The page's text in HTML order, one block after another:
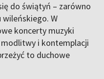
do świątyń – zarówno
wileńskiego. W
koncerty muzyki
i kontemplacji
to duchowe